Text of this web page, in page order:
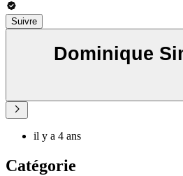
Suivre
Dominique
il y a 4 ans
Catégorie